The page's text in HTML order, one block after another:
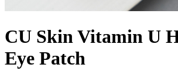
CU Skin Vitamin U
Eye Patch